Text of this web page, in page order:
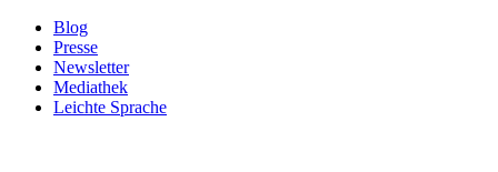
Blog
Presse
Newsletter
Mediathek
Leichte Sprache